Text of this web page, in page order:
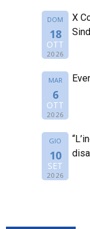
DOM
18
OTT
2026
X
MAR
6
OTT
2026
GIO
10
SET
2026